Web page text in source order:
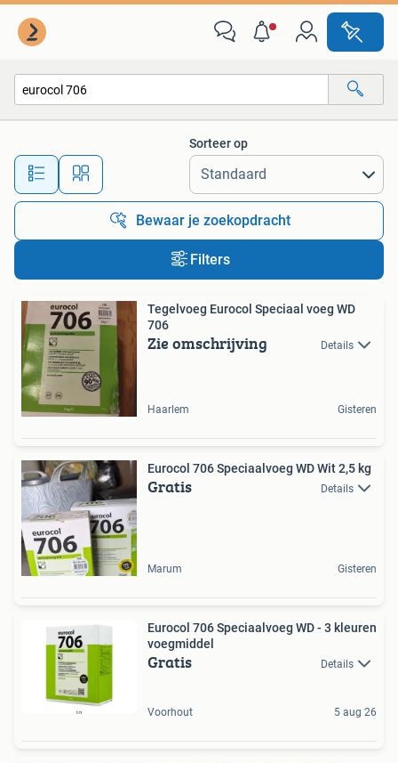
Alle afstanden…
Sorteer op
Bewaar je zoekopdracht
Filters
Tegelvoeg Eurocol Speciaal voeg WD
706
Zie omschrijving Details
Haarlem Gisteren
Eurocol 706 Speciaalvoeg WD Wit 2,5 kg
Gratis Details
Marum Gisteren
Eurocol 706 Speciaalvoeg WD - 3 kleuren
voegmiddel
Gratis Details
Voorhout 5 aug 26